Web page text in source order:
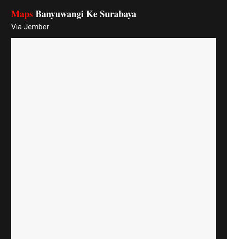
MapsBanyuwangi Ke Surabaya
Via Jember